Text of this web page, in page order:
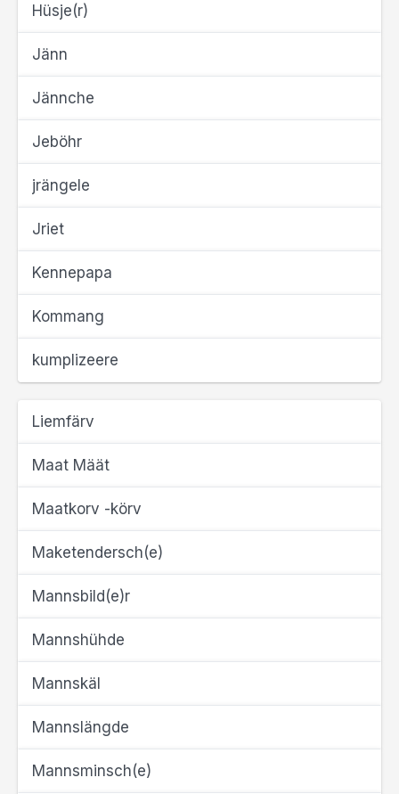
Hüsje(r)
Jänn
Jännche
Jeböhr
jrängele
Jriet
Kennepapa
Kommang
kumplizeere
Liemfärv
Maat Määt
Maatkorv -körv
Maketendersch(e)
Mannsbild(e)r
Mannshühde
Mannskäl
Mannslängde
Mannsminsch(e)